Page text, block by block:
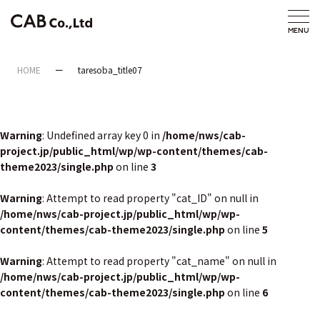
HOME taresoba_title07
Warning: Undefined array key 0 in /home/nws/cab-
project.jp/public_html/wp/wp-content/themes/cab-
theme2023/single.php on line 3
Warning: Attempt to read property "cat_ID" on null in
/home/nws/cab-project.jp/public_html/wp/wp-
content/themes/cab-theme2023/single.php on line 5
Warning: Attempt to read property "cat_name" on null in
/home/nws/cab-project.jp/public_html/wp/wp-
content/themes/cab-theme2023/single.php on line 6